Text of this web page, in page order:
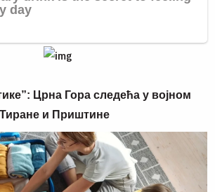
Црна Гора следећа у војном
и Приштине